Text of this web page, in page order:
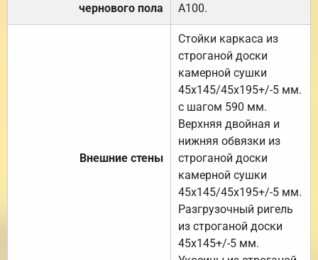
чернового пола
А100.
Внешние стены
Стойки каркаса из
строганой доски
камерной сушки
45х145/45х195+/-5 мм.
с шагом 590 мм.
Верхняя двойная и
нижняя обвязки из
строганой доски
камерной сушки
45х145/45х195+/-5 мм.
Разгрузочный ригель
из строганой доски
45х145+/-5 мм.